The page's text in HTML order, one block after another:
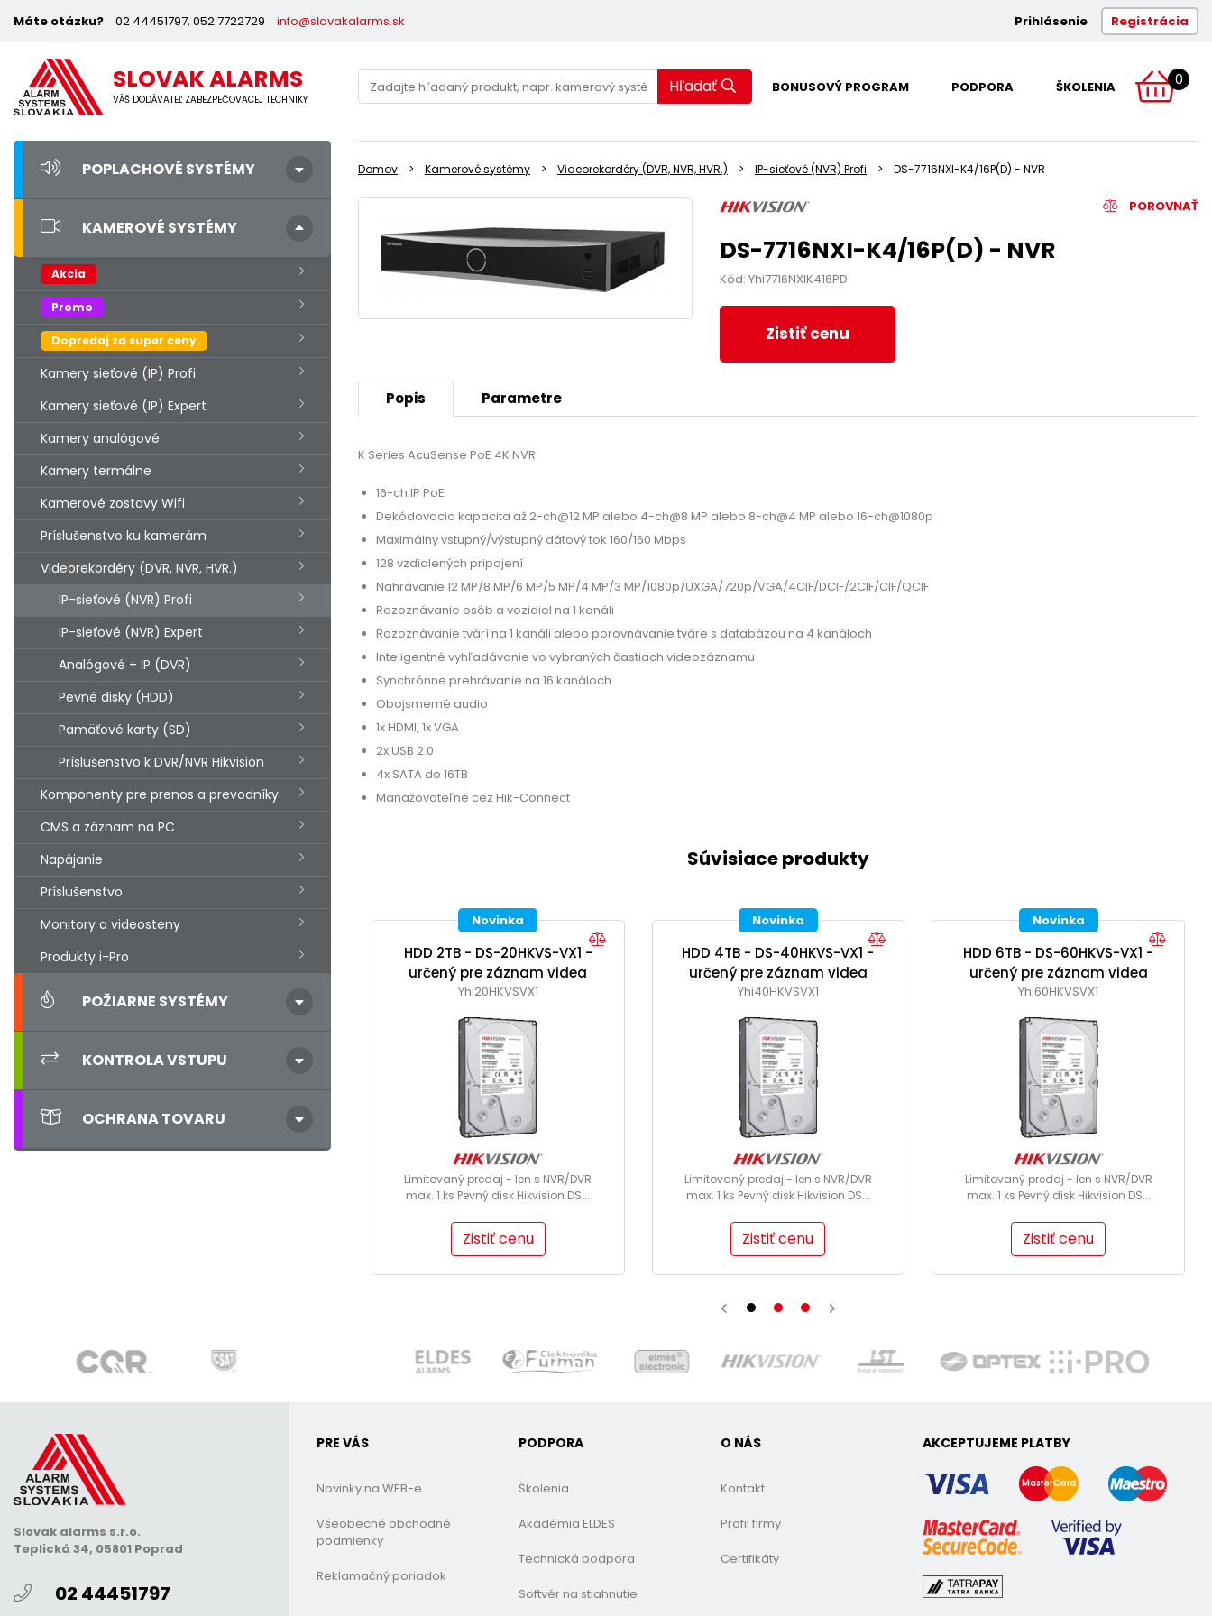
Máte otázku? 02 44451797, 052 7722729 info@slovakalarms.sk Prihlásenie Registrácia
SLOVAK ALARMS
VÁŠ DODÁVATEĽ ZABEZPEČOVACEJ TECHNIKY
Hľadať BONUSOVÝ PROGRAM PODPORA ŠKOLENIA 0
POPLACHOVÉ SYSTÉMY
KAMEROVÉ SYSTÉMY
Akcia
Promo
Dopredaj za super ceny
Kamery sieťové (IP) Profi
Kamery sieťové (IP) Expert
Kamery analógové
Kamery termálne
Kamerové zostavy Wifi
Príslušenstvo ku kamerám
Videorekordéry (DVR, NVR, HVR.)
IP-sieťové (NVR) Profi
IP-sieťové (NVR) Expert
Analógové + IP (DVR)
Pevné disky (HDD)
Pamäťové karty (SD)
Príslušenstvo k DVR/NVR Hikvision
Komponenty pre prenos a prevodníky
CMS a záznam na PC
Napájanie
Príslušenstvo
Monitory a videosteny
Produkty i-Pro
POŽIARNE SYSTÉMY
KONTROLA VSTUPU
OCHRANA TOVARU
Domov Kamerové systémy Videorekordéry (DVR, NVR, HVR.) IP-sieťové (NVR) Profi DS-7716NXI-K4/16P(D) - NVR
POROVNAŤ
DS-7716NXI-K4/16P(D) - NVR
Kód: Yhi7716NXIK416PD
Zistiť cenu
Popis Parametre
K Series AcuSense PoE 4K NVR
16-ch IP PoE
Dekódovacia kapacita až 2-ch@12 MP alebo 4-ch@8 MP alebo 8-ch@4 MP alebo 16-ch@1080p
Maximálny vstupný/výstupný dátový tok 160/160 Mbps
128 vzdialených pripojení
Nahrávanie 12 MP/8 MP/6 MP/5 MP/4 MP/3 MP/1080p/UXGA/720p/VGA/4CIF/DCIF/2CIF/CIF/QCIF
Rozoznávanie osôb a vozidiel na 1 kanáli
Rozoznávanie tvárí na 1 kanáli alebo porovnávanie tváre s databázou na 4 kanáloch
Inteligentné vyhľadávanie vo vybraných častiach videozáznamu
Synchrónne prehrávanie na 16 kanáloch
Obojsmerné audio
1x HDMI, 1x VGA
2x USB 2.0
4x SATA do 16TB
Manažovateľné cez Hik-Connect
Súvisiace produkty
Novinka
HDD 2TB - DS-20HKVS-VX1 -
určený pre záznam videa
Yhi20HKVSVX1
Limitovaný predaj - len s NVR/DVR
max. 1 ks Pevný disk Hikvision DS...
Zistiť cenu
Novinka
HDD 4TB - DS-40HKVS-VX1 -
určený pre záznam videa
Yhi40HKVSVX1
Limitovaný predaj - len s NVR/DVR
max. 1 ks Pevný disk Hikvision DS...
Zistiť cenu
Novinka
HDD 6TB - DS-60HKVS-VX1 -
určený pre záznam videa
Yhi60HKVSVX1
Limitovaný predaj - len s NVR/DVR
max. 1 ks Pevný disk Hikvision DS...
Zistiť cenu
Slovak alarms s.r.o.
Teplická 34, 05801 Poprad
02 44451797
PRE VÁS
Novinky na WEB-e
Všeobecné obchodné
podmienky
Reklamačný poriadok
PODPORA
Školenia
Akadémia ELDES
Technická podpora
Softvér na stiahnutie
O NÁS
Kontakt
Profil firmy
Certifikáty
AKCEPTUJEME PLATBY